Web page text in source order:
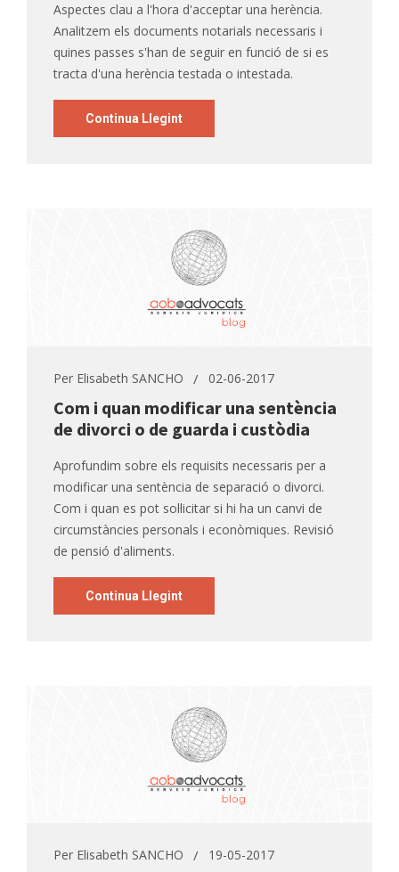
Aspectes clau a l'hora d'acceptar una herència.
Analitzem els documents notarials necessaris i
quines passes s'han de seguir en funció de si es
tracta d'una herència testada o intestada.
Continua Llegint
Per Elisabeth SANCHO 02-06-2017
Com i quan modificar una sentència
de divorci o de guarda i custòdia
Aprofundim sobre els requisits necessaris per a
modificar una sentència de separació o divorci.
Com i quan es pot sol·licitar si hi ha un canvi de
circumstàncies personals i econòmiques. Revisió
de pensió d'aliments.
Continua Llegint
Per Elisabeth SANCHO 19-05-2017